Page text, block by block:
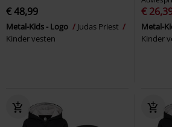
€ 48,99
Metal-Kids - Logo
Judas Priest
Kinder vesten
€
Metal-
Kinder